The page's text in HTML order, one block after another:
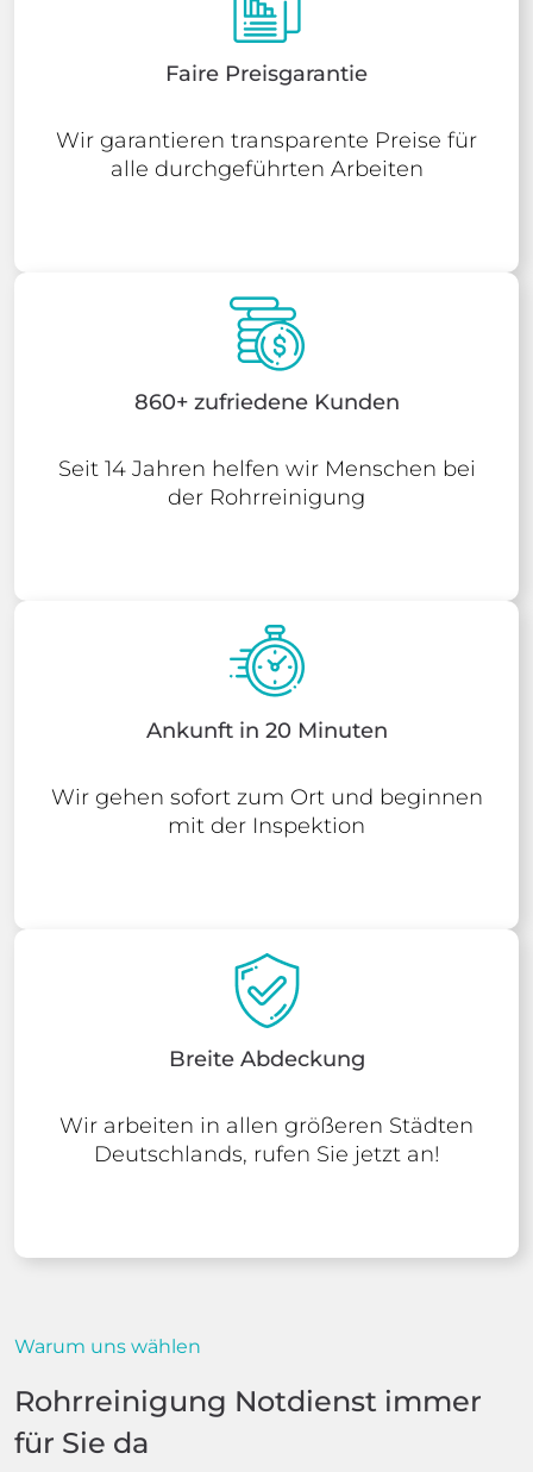
Faire Preisgarantie
Wir garantieren transparente Preise für
alle durchgeführten Arbeiten
860+ zufriedene Kunden
Seit 14 Jahren helfen wir Menschen bei
der Rohrreinigung
Ankunft in 20 Minuten
Wir gehen sofort zum Ort und beginnen
mit der Inspektion
Breite Abdeckung
Wir arbeiten in allen größeren Städten
Deutschlands, rufen Sie jetzt an!
Warum uns wählen
Rohrreinigung Notdienst immer
für Sie da